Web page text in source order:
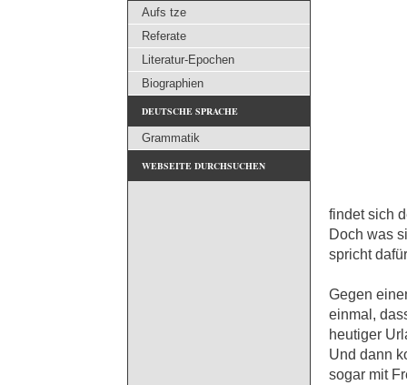
findet sich
Doch was
spricht
Gegen
einmal,
heutiger
Und dann
sogar mit
Aufs tze
Referate
Literatur-Epochen
Biographien
DEUTSCHE SPRACHE
Grammatik
WEBSEITE DURCHSUCHEN